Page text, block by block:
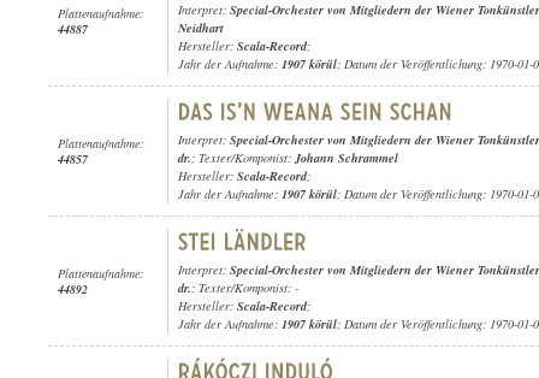
Plattenaufnahme:
44887
Interpret: Special-Orchester von Mitgliedern der Wiener Tonkünstler
Neidhart
Hersteller: Scala-Record;
Jahr der Aufnahme: 1907 körül; Datum der Veröffentlichung: 1970-01-
Plattenaufnahme:
44857
Interpret: Special-Orchester von Mitgliedern der Wiener Tonkünstler
dr.; Texter/Komponist:Johann Schrammel
Hersteller: Scala-Record;
Jahr der Aufnahme: 1907 körül; Datum der Veröffentlichung: 1970-01-
Plattenaufnahme:
44892
Interpret: Special-Orchester von Mitgliedern der Wiener Tonkünstler
dr.; Texter/Komponist: -
Hersteller: Scala-Record;
Jahr der Aufnahme: 1907 körül; Datum der Veröffentlichung: 1970-01-